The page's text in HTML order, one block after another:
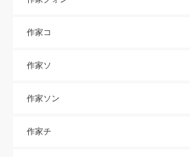
作家コ
作家ソ
作家ソン
作家チ